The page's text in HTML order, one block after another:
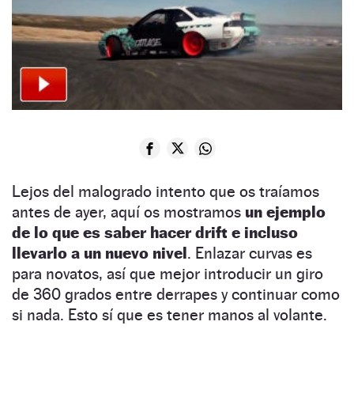
Lejos del malogrado intento que os traíamos
antes de ayer, aquí os mostramos un ejemplo
de lo que es saber hacer drift e incluso
llevarlo a un nuevo nivel. Enlazar curvas es
para novatos, así que mejor introducir un giro
de 360 grados entre derrapes y continuar como
si nada. Esto sí que es tener manos al volante.